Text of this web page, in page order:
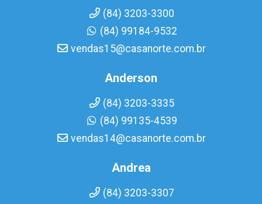
(84) 3203-3300
(84) 99184-9532
vendas15@casanorte.com.br
Anderson
(84) 3203-3335
(84) 99135-4539
vendas14@casanorte.com.br
Andrea
(84) 3203-3307